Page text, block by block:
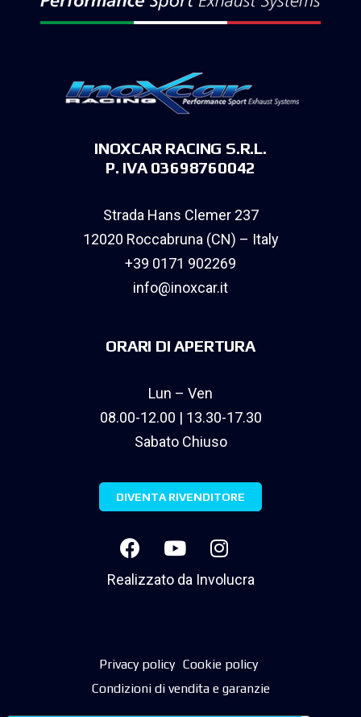
INOXCAR RACING S.R.L.
P. IVA 03698760042
Strada Hans Clemer 237
12020 Roccabruna (CN) – Italy
+39 0171 902269
info@inoxcar.it
ORARI DI APERTURA
Lun – Ven
08.00-12.00 | 13.30-17.30
Sabato Chiuso
DIVENTA RIVENDITORE
Realizzato da Involucra
Privacy policy Cookie policy
Condizioni di vendita e garanzie